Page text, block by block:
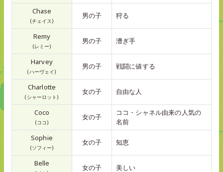
Chase
(チェイス)
男の子 狩る
Remy
(レミー)
男の子 漕ぎ手
Harvey
(ハーヴェイ)
男の子 戦闘に値する
Charlotte
(シャーロット)
女の子 自由な人
Coco
(ココ)
女の子
ココ・シャネル由来の人気の
名前
Sophie
(ソフィー)
女の子 知恵
Belle 女の子 美しい